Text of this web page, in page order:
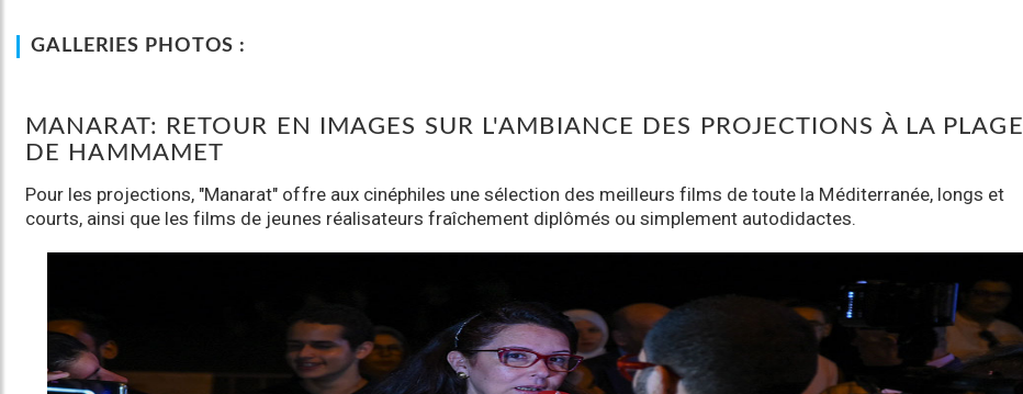
GALLERIES PHOTOS :
MANARAT: RETOUR EN IMAGES SUR L'AMBIANCE DES PROJECTIONS À LA PLAGE
DE HAMMAMET
Pour les projections, "Manarat" offre aux cinéphiles une sélection des meilleurs films de toute la Méditerranée, longs et
courts, ainsi que les films de jeunes réalisateurs fraîchement diplômés ou simplement autodidactes.